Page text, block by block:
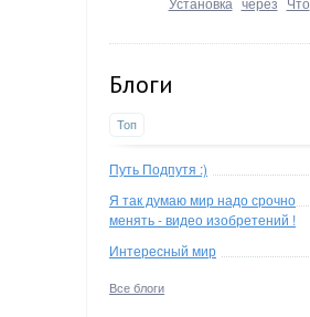
Блоги
Топ
Путь Подпутя :)
Я так думаю мир надо срочно
менять - видео изобретений !
Интересный мир
Все блоги